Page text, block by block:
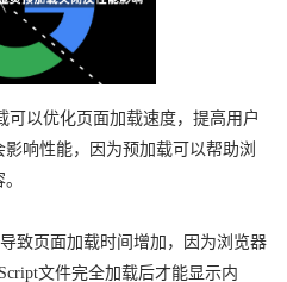
可以优化页面加载速度，提高用户
响性能，因为预加载可以帮助浏
致页面加载时间增加，因为浏览器
文件完全加载后才能显示内